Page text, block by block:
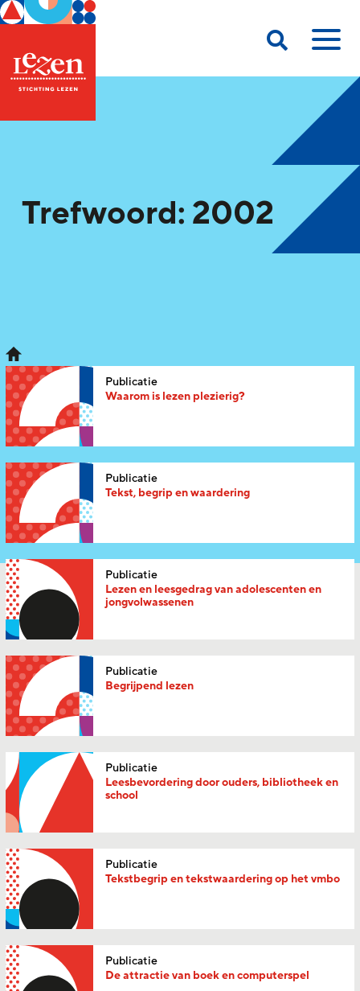
Trefwoord: 2002
Publicatie
Waarom is lezen plezierig?
Publicatie
Tekst, begrip en waardering
Publicatie
Lezen en leesgedrag van adolescenten en
jongvolwassenen
Publicatie
Begrijpend lezen
Publicatie
Leesbevordering door ouders, bibliotheek en
school
Publicatie
Tekstbegrip en tekstwaardering op het vmbo
Publicatie
De attractie van boek en computerspel